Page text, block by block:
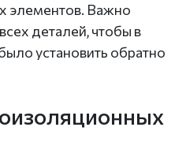
элементов. Важно
деталей, чтобы в
установить обратно